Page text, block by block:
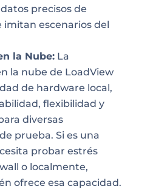
precisos de
escenarios del
la Nube:La
la nube de LoadView
de hardware local,
flexibilidad y
diversas
prueba. Si es una
probar estrés
o localmente,
ofrece esa capacidad.